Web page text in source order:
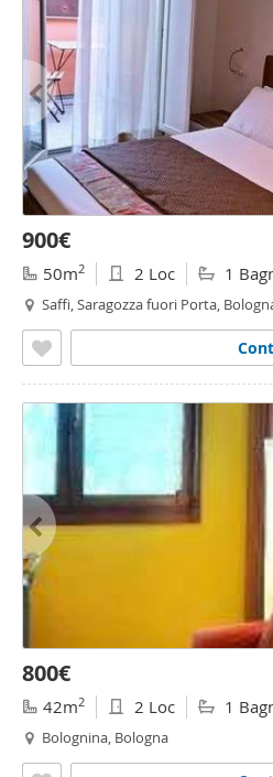
900€
50m2 2 Loc 1
Saffi, Saragozza fuori Porta,
800€
42m2 2 Loc 1
Bolognina, Bologna